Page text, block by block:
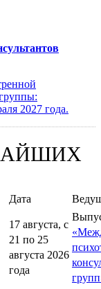
2027 года.
Дата
17 августа, с
21 по 25
августа 2026
года